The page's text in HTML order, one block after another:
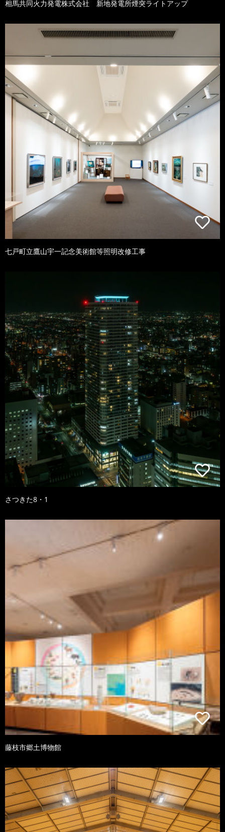
相馬共同火力発電株式会社 新地発電所煙突ライトアップ
七戸町立鷹山宇一記念美術館等照明改修工事
さつきた8・1
藤枝市郷土博物館